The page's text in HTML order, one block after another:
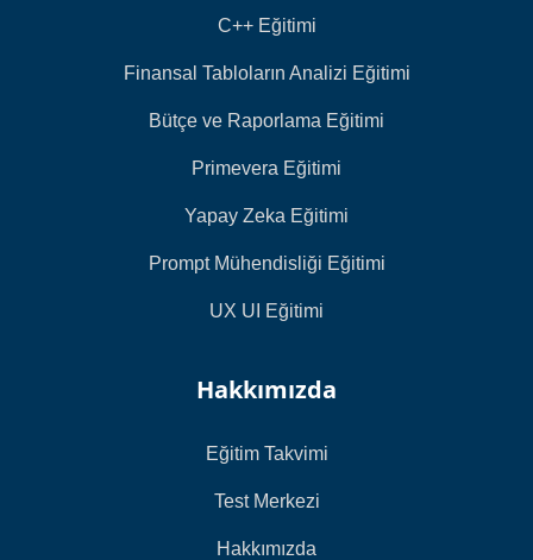
C++ Eğitimi
Finansal Tabloların Analizi Eğitimi
Bütçe ve Raporlama Eğitimi
Primevera Eğitimi
Yapay Zeka Eğitimi
Prompt Mühendisliği Eğitimi
UX UI Eğitimi
Hakkımızda
Eğitim Takvimi
Test Merkezi
Hakkımızda